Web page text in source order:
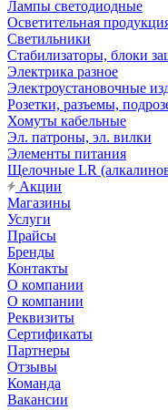
Лампы светодиодные
Осветительная
Светильники
Стабилизаторы, блоки
Электрика разное
Электроустановочные
Розетки, разъемы,
Хомуты кабельные
Эл. патроны, эл. вилки
Элементы питания
Щелочные LR
Акции
Магазины
Услуги
Прайсы
Бренды
Контакты
О компании
О компании
Реквизиты
Сертификаты
Партнеры
Отзывы
Команда
Вакансии